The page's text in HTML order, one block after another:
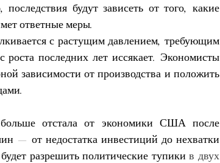
будут зависеть от того, какие
ответные меры.
с растущим давлением, требующим
роста последних лет иссякает. Экономисты
зависимости от производства и положить
отстала от экономики США после
— от недостатка инвестиций до нехватки
разрешить политические тупики в двух